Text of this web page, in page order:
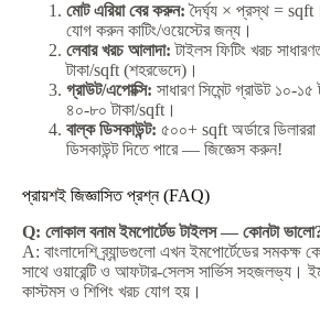
মোট এরিয়া বের করুন: দৈর্ঘ্য × প্রস্থ =
যোগ করুন কাটিং/ওয়েস্টের জন্য।
লেবার খরচ আলাদা: টাইলস ফিটিং খরচ
টাকা/sqft (শহরভেদে)।
গ্রাউট/এপোক্সি: সাধারণ সিমেন্ট গ্রাউট ১০-১৫
৪০-৮০ টাকা/sqft।
বাল্ক ডিসকাউন্ট: ৫০০+ sqft অর্ডারে
ডিসকাউন্ট দিতে পারে — জিজ্ঞেস করুন!
প্রায়শই জিজ্ঞাসিত প্রশ্ন (FAQ)
Q: লোকাল বনাম ইমপোর্টেড টাইলস — কোনটা
A: বাংলাদেশি ব্র্যান্ডগুলো এখন ইমপোর্টেডের সমকক্ষ
সাথে ওয়ারেন্টি ও আফটার-সেলস সার্ভিস সহজলভ্য।
কাস্টমস ও শিপিং খরচ যোগ হয়।